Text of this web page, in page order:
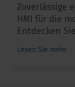
Zuverlässige
HMI für die
Entdecken
Lesen Sie mehr